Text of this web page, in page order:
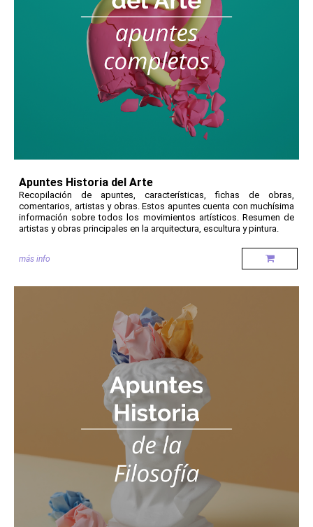
Apuntes Historia del Arte
Recopilación de apuntes, características, fichas de obras,
comentarios, artistas y obras. Estos apuntes cuenta con muchísima
información sobre todos los movimientos artísticos. Resumen de
artistas y obras principales en la arquitectura, escultura y pintura.
más info